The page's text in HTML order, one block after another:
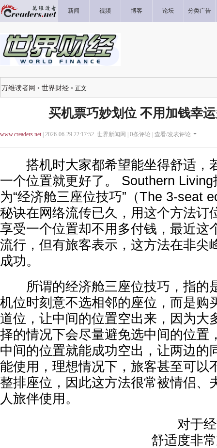
新闻 视频 博客 论坛 分类广告
万维读者网 > 世界财经 > 正文
买机票巧妙划位 不用加钱幸
www.creaders.net| 2026-06-29 22:17:52 世界新闻网 | 0条评论 | 查看/发表评论
搭机时大家都希望能坐得舒适，
一个位置就更好了。 Southern
为“经济舱三座位技巧”（The 3-seat
秘诀在网络流传已久，用这个方法订
享受一个位置却不用多付钱，最近这
流行，但有旅客表示，这方法在非尖
成功。
所谓的经济舱三座位技巧，指的
机位时刻意不选相邻的座位，而是购
道位，让中间的位置空出来，因为大
择的情况下会尽量避免选中间的位置
中间的位置就能成功空出，让两边的
能使用，理想情况下，旅客甚至可以
整排座位，因此这方法很常被情侣、
人旅伴使用。
对于经
舒适度非